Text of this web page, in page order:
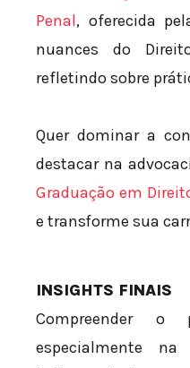
Penal, oferecida
nuances do
refletindo sobre
Quer dominar a
destacar na
Graduação em
e transforme sua
INSIGHTS FINAIS
Compreender o
especialmente